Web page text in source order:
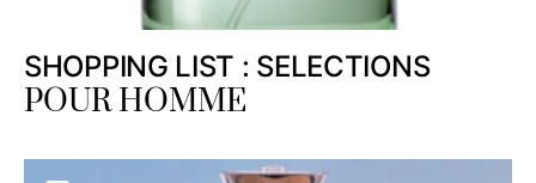
SHOPPING LIST : SELECTIONS
POUR HOMME